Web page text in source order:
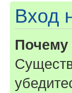
Вход
Почему